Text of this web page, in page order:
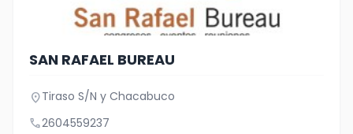
SAN RAFAEL BUREAU
location_onTiraso S/N y Chacabuco
call2604559237